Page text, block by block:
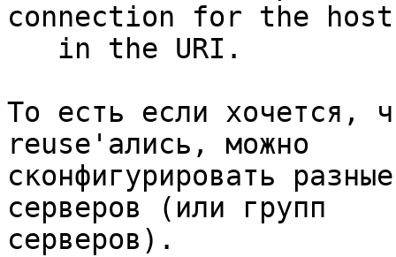
connection for the host
То есть если хочется,
reuse'ались, можно
сконфигурировать
серверов (или групп
серверов).